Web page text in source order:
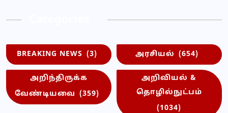
BREAKING NEWS (3) அரசியல் (654)
அறிந்திருக்க
வேண்டியவை (359)
அறிவியல் &
தொழில்நுட்பம்
(1034)